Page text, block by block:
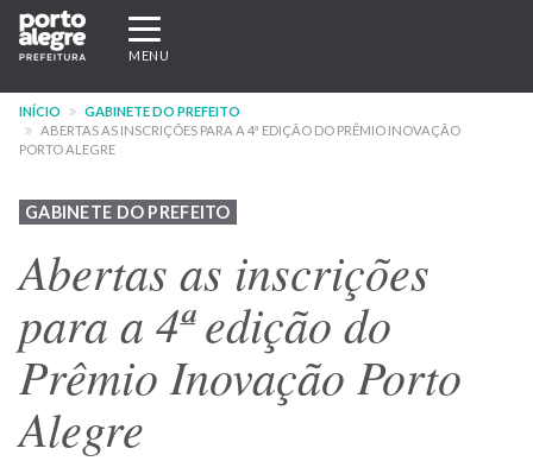
Pular
para
conteúdo
principal
Expandir/recolher
navegação
MENU
INÍCIO
GABINETE DO PREFEITO
ABERTAS AS INSCRIÇÕES PARA A 4ª EDIÇÃO DO PRÊMIO INOVAÇÃO
PORTO ALEGRE
GABINETE DO PREFEITO
Abertas as inscrições
para a 4ª edição do
Prêmio Inovação Porto
Alegre